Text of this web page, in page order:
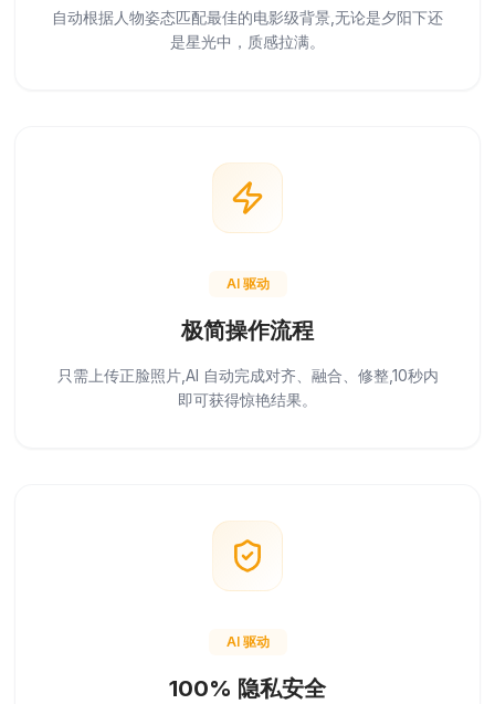
自动根据人物姿态匹配最佳的电影级背景,无论是夕阳下还
是星光中，质感拉满。
AI 驱动
极简操作流程
只需上传正脸照片,AI 自动完成对齐、融合、修整,10秒内
即可获得惊艳结果。
AI 驱动
100% 隐私安全